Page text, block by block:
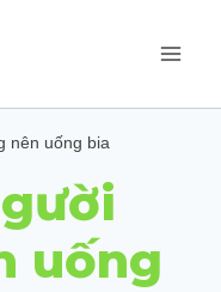
nên uống bia
uống